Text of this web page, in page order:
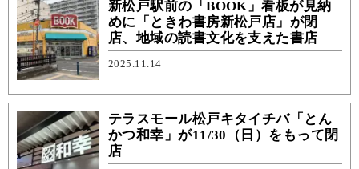
新松戸駅前の「BOOK」看板が見納
めに「ときわ書房新松戸店」が閉
店、地域の読書文化を支えた書店
2025.11.14
テラスモール松戸キタイチバ「とん
かつ和幸」が11/30（日）をもって閉
店